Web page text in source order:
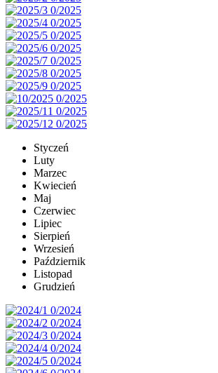
Styczeń
Luty
Marzec
Kwiecień
Maj
Czerwiec
Lipiec
Sierpień
Wrzesień
Październik
Listopad
Grudzień